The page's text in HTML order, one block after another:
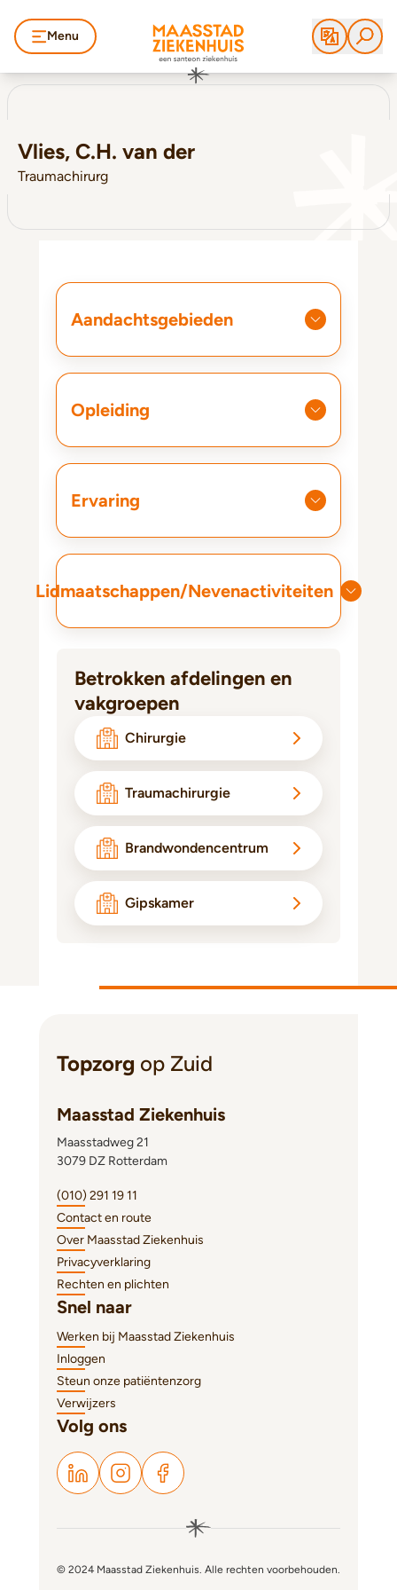
Menu
Vlies, C.H. van der
Traumachirurg
Aandachtsgebieden
Opleiding
Ervaring
Lidmaatschappen/Nevenactiviteiten
Betrokken afdelingen en
vakgroepen
Chirurgie
Traumachirurgie
Brandwondencentrum
Gipskamer
Topzorg op Zuid
Maasstad Ziekenhuis
Maasstadweg 21
3079 DZ Rotterdam
(010) 291 19 11
Contact en route
Over Maasstad Ziekenhuis
Privacyverklaring
Rechten en plichten
Snel naar
Werken bij Maasstad Ziekenhuis
Inloggen
Steun onze patiëntenzorg
Verwijzers
Volg ons
© 2024 Maasstad Ziekenhuis. Alle rechten voorbehouden.